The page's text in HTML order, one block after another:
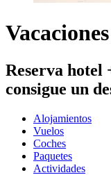
Reserva hotel
consigue un
Alojamientos
Vuelos
Coches
Paquetes
Actividades